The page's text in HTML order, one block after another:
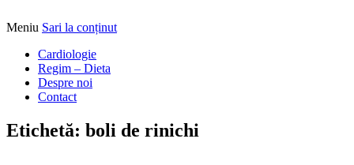
DrBendo.ro
Alimentatia sa iti fie medicatia
Meniu Sari la conținut
Cardiologie
Regim – Dieta
Despre noi
Contact
Etichetă: boli de rinichi